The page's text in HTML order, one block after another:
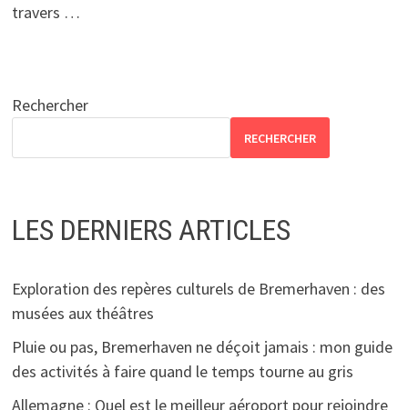
travers …
Rechercher
RECHERCHER
LES DERNIERS ARTICLES
Exploration des repères culturels de Bremerhaven : des
musées aux théâtres
Pluie ou pas, Bremerhaven ne déçoit jamais : mon guide
des activités à faire quand le temps tourne au gris
Allemagne : Quel est le meilleur aéroport pour rejoindre